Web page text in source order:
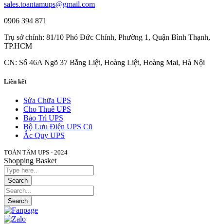
sales.toantamups@gmail.com
0906 394 871
Trụ sở chính: 81/10 Phó Đức Chính, Phường 1, Quận Bình Thạnh,
TP.HCM
CN: Số 46A Ngõ 37 Bằng Liệt, Hoàng Liệt, Hoàng Mai, Hà Nội
Liên kết
Sửa Chữa UPS
Cho Thuê UPS
Bảo Trì UPS
Bộ Lưu Điện UPS Cũ
Ắc Quy UPS
TOÀN TÂM UPS - 2024
Shopping Basket